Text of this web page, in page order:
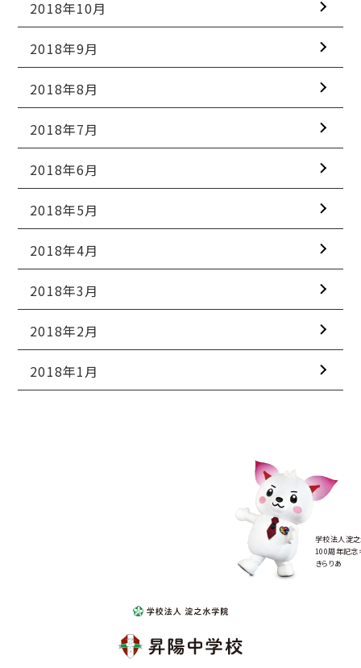
2018年10月
2018年9月
2018年8月
2018年7月
2018年6月
2018年5月
2018年4月
2018年3月
2018年2月
2018年1月
学校法人淀
100周年記念
きらりあ